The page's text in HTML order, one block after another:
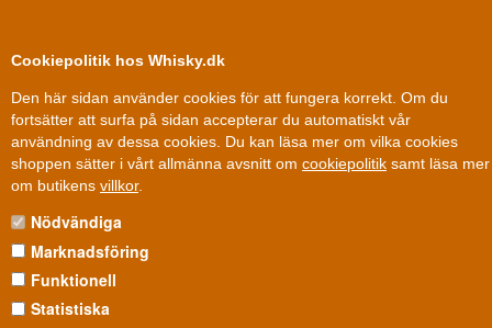
Cookiepolitik hos Whisky.dk
Den här sidan använder cookies för att fungera korrekt. Om du
fortsätter att surfa på sidan accepterar du automatiskt vår
användning av dessa cookies. Du kan läsa mer om vilka cookies
shoppen sätter i vårt allmänna avsnitt om cookiepolitik samt läsa mer
om butikens villkor.
Nödvändiga
Marknadsföring
Funktionell
Statistiska
100 % Danskägt Ägt och drivet i Danmark
Whisky»Whiskydestillerier
ARDNAMURCHAN WHISKY
Ardnamurchan-halvön är ett av Skottlands mest avlägsna hörn - så
avlägset att destilleriet som öppnade där 2014 drivs helt av lokal